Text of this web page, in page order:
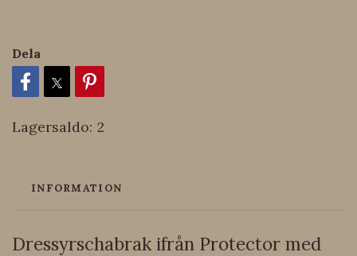
Dela
Lagersaldo: 2
INFORMATION
Dressyrschabrak ifrån Protector med